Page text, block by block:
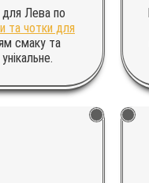
для Лева по
та чотки для
смаку та